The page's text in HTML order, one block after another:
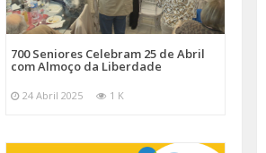
700 Seniores Celebram 25 de Abril
com Almoço da Liberdade
24 Abril 2025 1 K